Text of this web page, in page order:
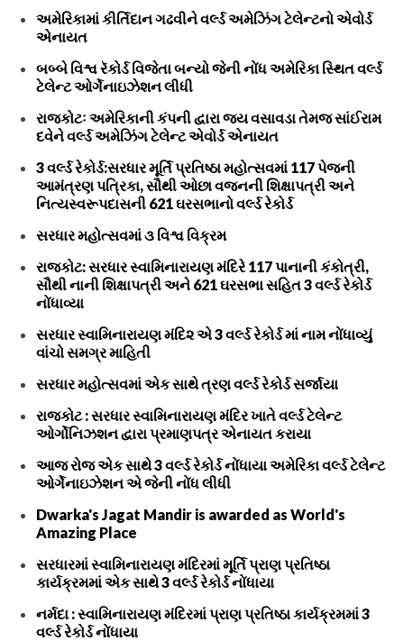
અમેરિકામાં કીર્તિદાન ગઢવીને વર્લ્ડ અમેઝિંગ ટેલેન્ટનો એવોર્ડ
એનાયત
બબ્બે વિશ્વ રૅકોર્ડ વિજેતા બન્યો જેની નોંધ અમેરિકા સ્થિત વર્લ્ડ
ટેલેન્ટ ઓર્ગેનાઇઝેશન લીધી
રાજકોટઃ અમેરિકાની કંપની દ્વારા જય વસાવડા તેમજ સાંઈરામ
દવેને વર્લ્ડ અમેઝિંગ ટેલેન્ટ એવોર્ડ એનાયત
3 વર્લ્ડ રેકોર્ડ:સરધાર મૂર્તિ પ્રતિષ્ઠા મહોત્સવમાં 117 પેજની
આમંત્રણ પત્રિકા, સૌથી ઓછા વજનની શિક્ષાપત્રી અને
નિત્યસ્વરૂપદાસની 621 ઘરસભાનો વર્લ્ડ રેકોર્ડ
સરધાર મહોત્સવમાં ૩ વિશ્વ વિક્રમ
રાજકોટ: સરધાર સ્વામિનારાયણ મંદિરે 117 પાનાની કંકોત્રી,
સૌથી નાની શિક્ષાપત્રી અને 621 ઘરસભા સહિત 3 વર્લ્ડ રેકોર્ડ
નોંધાવ્યા
સરધાર સ્વામિનારાયણ મંદિ૨ એ 3 વર્લ્ડ રેકોર્ડ માં નામ નોંધાવ્યું
વાંચો સમગ્ર માહિતી
સરધાર મહોત્સવમાં એક સાથે ત્રણ વર્લ્ડ રેકોર્ડ સર્જાયા
રાજકોટ : સરધાર સ્વામિનારાયણ મંદિર ખાતે વર્લ્ડ ટેલેન્ટ
ઓર્ગોનિઝશન દ્વારા પ્રમાણપત્ર એનાયત કરાયા
આજ રોજ એક સાથે 3 વર્લ્ડ રેકોર્ડ નોંધાયા અમેરિકા વર્લ્ડ ટેલેન્ટ
ઓર્ગેનાઇઝેશન એ જેની નોંધ લીધી
Dwarka's Jagat Mandir is awarded as World's
Amazing Place
સરધારમાં સ્વામિનારાયણ મંદિરમાં મૂર્તિ પ્રાણ પ્રતિષ્ઠા
કાર્યક્રમમાં એક સાથે 3 વર્લ્ડ રેકોર્ડ નોંધાયા
નર્મદા : સ્વામિનારાયણ મંદિરમાં પ્રાણ પ્રતિષ્ઠા કાર્યક્રમમાં 3
વર્લ્ડ રેકોર્ડ નોંધાયા